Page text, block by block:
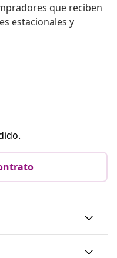
que reciben
estacionales y